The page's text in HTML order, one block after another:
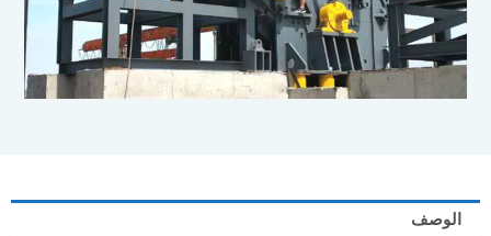
الوصف